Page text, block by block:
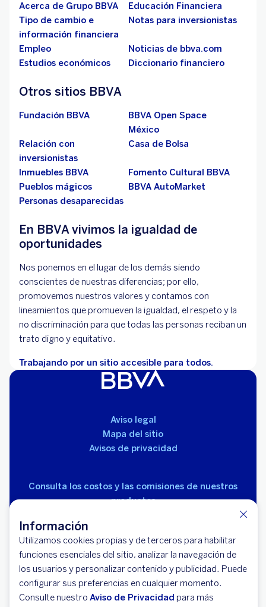
Información
Utilizamos cookies propias y de terceros para habilitar
funciones esenciales del sitio, analizar la navegación de
los usuarios y personalizar contenido y publicidad. Puede
configurar sus preferencias en cualquier momento.
Consulte nuestro Aviso de Privacidad para más
Acerca de Grupo BBVA
Educación Financiera
Tipo de cambio e
información financiera
Notas para inversionistas
Empleo
Noticias de bbva.com
Estudios económicos
Diccionario financiero
Otros sitios BBVA
Fundación BBVA
BBVA Open Space
México
Relación con
inversionistas
Casa de Bolsa
Inmuebles BBVA
Fomento Cultural BBVA
Pueblos mágicos
BBVA AutoMarket
Personas desaparecidas
En BBVA vivimos la igualdad de
oportunidades
Nos ponemos en el lugar de los demás siendo
conscientes de nuestras diferencias; por ello,
promovemos nuestros valores y contamos con
lineamientos que promueven la igualdad, el respeto y la
no discriminación para que todas las personas reciban un
trato digno y equitativo.
Trabajando por un sitio accesible para todos.
Aviso legal
Mapa del sitio
Avisos de privacidad
Consulta los costos y las comisiones de nuestros
productos
© 2026 BBVA México, S.A., Institución de Banca
Múltiple, Grupo Financiero BBVA México. Avenida Paseo